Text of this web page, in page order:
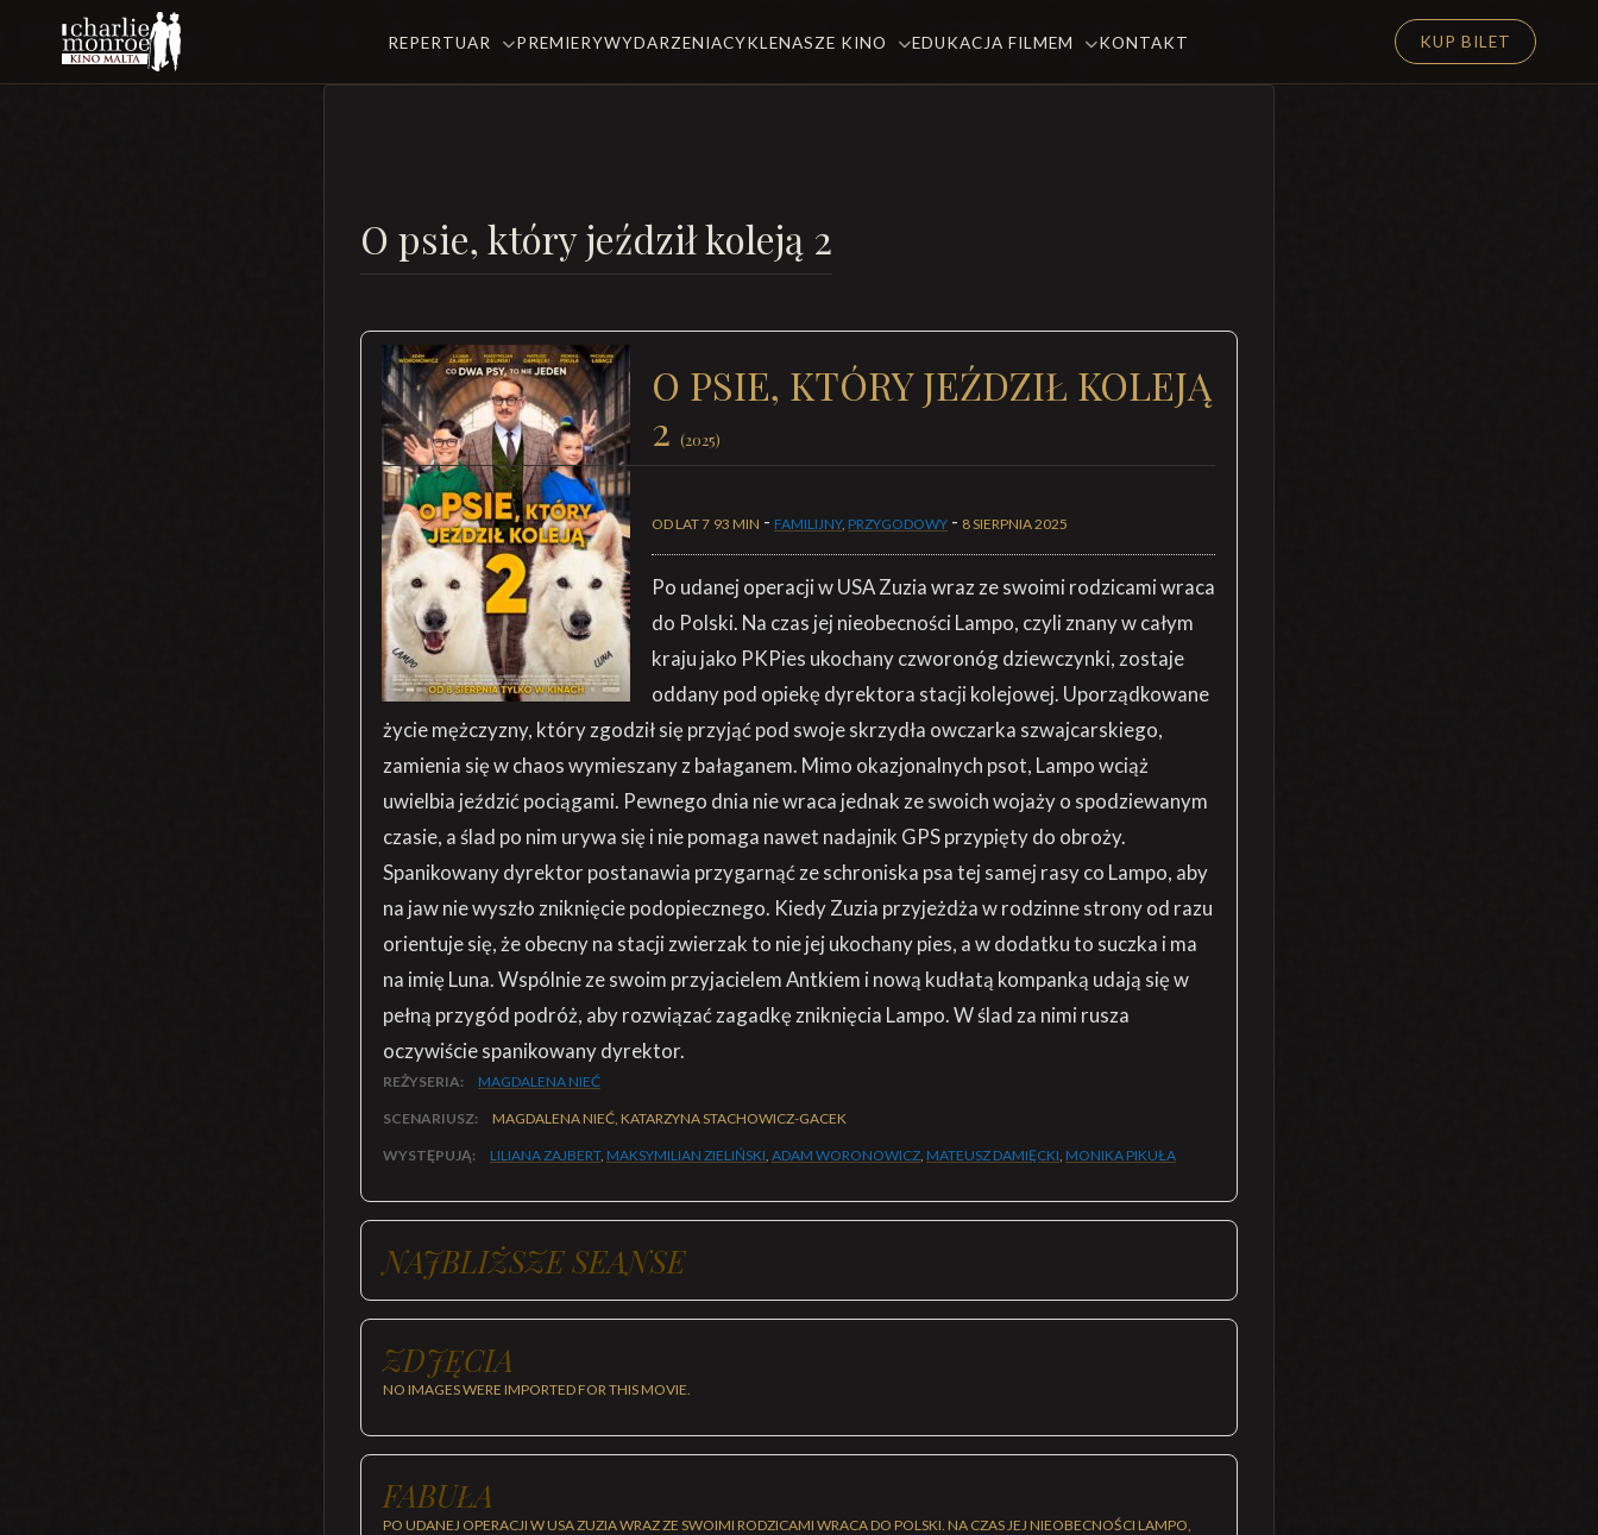
REPERTUAR PREMIERYWYDARZENIACYKLENASZE KINO EDUKACJA FILMEM KONTAKT KUP BILET
O psie, który jeździł koleją 2
O PSIE, KTÓRY JEŹDZIŁ KOLEJĄ
2 (2025)
OD LAT 7 93 MIN - FAMILIJNY, PRZYGODOWY - 8 SIERPNIA 2025
Po udanej operacji w USA Zuzia wraz ze swoimi rodzicami wraca
do Polski. Na czas jej nieobecności Lampo, czyli znany w całym
kraju jako PKPies ukochany czworonóg dziewczynki, zostaje
oddany pod opiekę dyrektora stacji kolejowej. Uporządkowane
życie mężczyzny, który zgodził się przyjąć pod swoje skrzydła owczarka szwajcarskiego,
zamienia się w chaos wymieszany z bałaganem. Mimo okazjonalnych psot, Lampo wciąż
uwielbia jeździć pociągami. Pewnego dnia nie wraca jednak ze swoich wojaży o spodziewanym
czasie, a ślad po nim urywa się i nie pomaga nawet nadajnik GPS przypięty do obroży.
Spanikowany dyrektor postanawia przygarnąć ze schroniska psa tej samej rasy co Lampo, aby
na jaw nie wyszło zniknięcie podopiecznego. Kiedy Zuzia przyjeżdża w rodzinne strony od razu
orientuje się, że obecny na stacji zwierzak to nie jej ukochany pies, a w dodatku to suczka i ma
na imię Luna. Wspólnie ze swoim przyjacielem Antkiem i nową kudłatą kompanką udają się w
pełną przygód podróż, aby rozwiązać zagadkę zniknięcia Lampo. W ślad za nimi rusza
oczywiście spanikowany dyrektor.
REŻYSERIA: MAGDALENA NIEĆ
SCENARIUSZ: MAGDALENA NIEĆ, KATARZYNA STACHOWICZ-GACEK
WYSTĘPUJĄ: LILIANA ZAJBERT, MAKSYMILIAN ZIELIŃSKI, ADAM WORONOWICZ, MATEUSZ DAMIĘCKI, MONIKA PIKUŁA
NAJBLIŻSZE SEANSE
ZDJĘCIA
NO IMAGES WERE IMPORTED FOR THIS MOVIE.
FABUŁA
PO UDANEJ OPERACJI W USA ZUZIA WRAZ ZE SWOIMI RODZICAMI WRACA DO POLSKI. NA CZAS JEJ NIEOBECNOŚCI LAMPO,